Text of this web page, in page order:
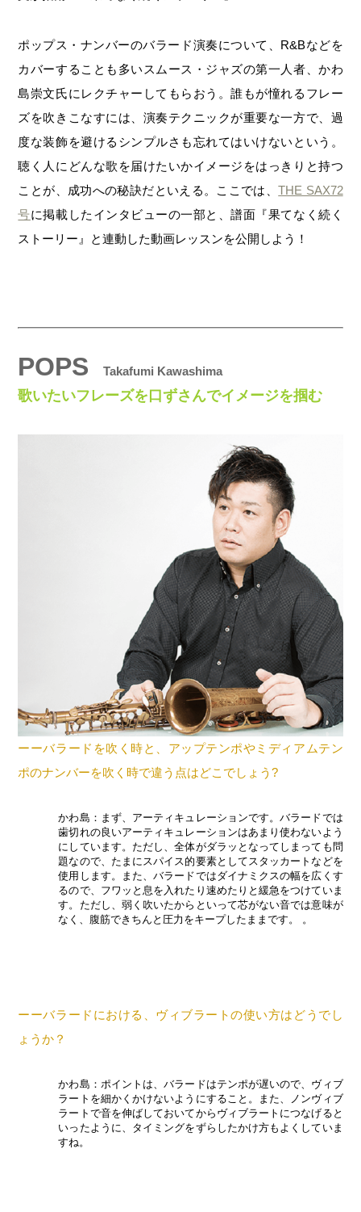
ポップス・ナンバーのバラード演奏について、R&Bなどを
カバーすることも多いスムース・ジャズの第一人者、かわ
島崇文氏にレクチャーしてもらおう。誰もが憧れるフレー
ズを吹きこなすには、演奏テクニックが重要な一方で、過
度な装飾を避けるシンプルさも忘れてはいけないという。
聴く人にどんな歌を届けたいかイメージをはっきりと持つ
ことが、成功への秘訣だといえる。ここでは、THE SAX72
号に掲載したインタビューの一部と、譜面『果てなく続く
ストーリー』と連動した動画レッスンを公開しよう！
POPSTakafumi Kawashima
歌いたいフレーズを口ずさんでイメージを掴む
ーーバラードを吹く時と、アップテンポやミディアムテン
ポのナンバーを吹く時で違う点はどこでしょう?
かわ島：まず、アーティキュレーションです。バラードでは
歯切れの良いアーティキュレーションはあまり使わないよう
にしています。ただし、全体がダラッとなってしまっても問
題なので、たまにスパイス的要素としてスタッカートなどを
使用します。また、バラードではダイナミクスの幅を広くす
るので、フワッと息を入れたり速めたりと緩急をつけていま
す。ただし、弱く吹いたからといって芯がない音では意味が
なく、腹筋できちんと圧力をキープしたままです。 。
ーーバラードにおける、ヴィブラートの使い方はどうでし
ょうか？
かわ島：ポイントは、バラードはテンポが遅いので、ヴィブ
ラートを細かくかけないようにすること。また、ノンヴィブ
ラートで音を伸ばしておいてからヴィブラートにつなげると
いったように、タイミングをずらしたかけ方もよくしていま
すね。